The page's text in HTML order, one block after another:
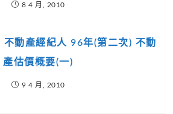
8 4 月, 2010
不動產經紀人 96年(第二次) 不動
產估價概要(一)
9 4 月, 2010